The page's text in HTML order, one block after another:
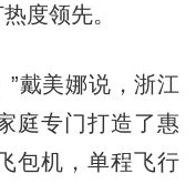
度领先。
戴美娜说，浙江
庭专门打造了惠
包机，单程飞行